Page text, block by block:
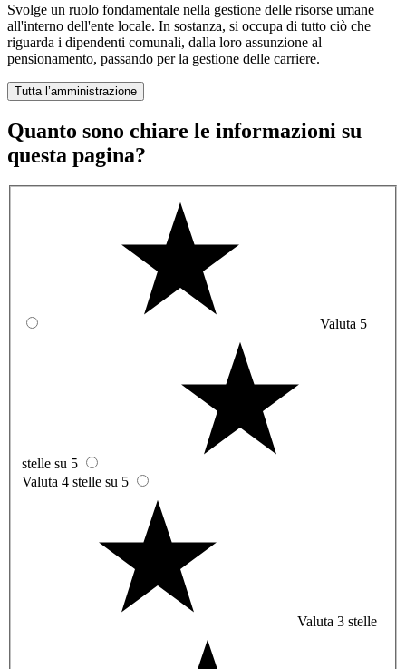
Svolge un ruolo fondamentale nella gestione delle risorse umane
all'interno dell'ente locale. In sostanza, si occupa di tutto ciò che
riguarda i dipendenti comunali, dalla loro assunzione al
pensionamento, passando per la gestione delle carriere.
Tutta l’amministrazione
Quanto sono chiare le informazioni su
questa pagina?
Valuta 5
stelle su 5
Valuta 4 stelle su 5
Valuta 3 stelle